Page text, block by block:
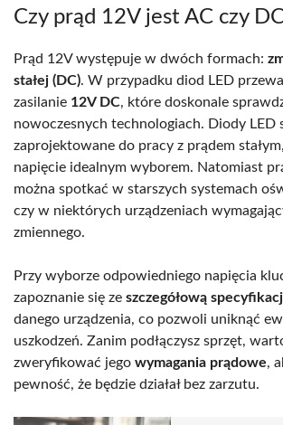
Czy prąd 12V jest AC czy
Prąd 12V występuje w dwóch formach:
stałej (DC). W przypadku diod LED
zasilanie 12V DC, które doskonale
nowoczesnych technologiach. Diody LED
zaprojektowane do pracy z prądem
napięcie idealnym wyborem. Natomiast
można spotkać w starszych systemach
czy w niektórych urządzeniach
zmiennego.
Przy wyborze odpowiedniego napięcia
zapoznanie się ze szczegółową
danego urządzenia, co pozwoli uniknąć
uszkodzeń. Zanim podłączysz sprzęt,
zweryfikować jego wymagania prądowe,
pewność, że będzie działał bez zarzutu.